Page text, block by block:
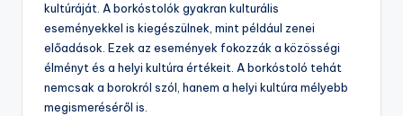
kultúráját. A borkóstolók gyakran kulturális
eseményekkel is kiegészülnek, mint például zenei
előadások. Ezek az események fokozzák a közösségi
élményt és a helyi kultúra értékeit. A borkóstoló tehát
nemcsak a borokról szól, hanem a helyi kultúra mélyebb
megismeréséről is.